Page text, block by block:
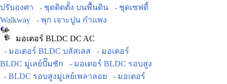
ปรับองศา
- ชุดติดตั้ง บนพื้นดิน
- ชุดเซฟตี้
Walkway
- พุก เจาะปูน กำแพง
มอเตอร์ BLDC DC AC
- มอเตอร์ BLDC บลัสเลส
- มอเตอร์
BLDC มู่เลย์ปั๊มชัก
- มอเตอร์ BLDC รอบสูง
- BLDC รอบสูงมู่เลย์เพลาลอย
- มอเตอร์